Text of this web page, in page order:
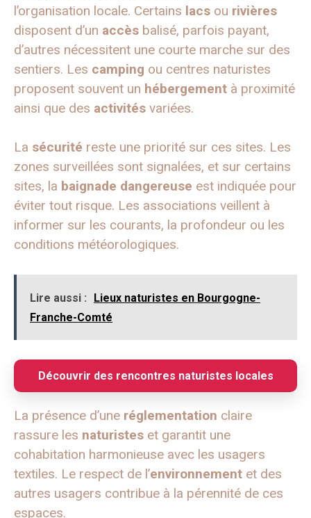
l’organisation locale. Certains lacs ou rivières
disposent d’un accès balisé, parfois payant,
d’autres nécessitent une courte marche sur des
sentiers. Les camping ou centres naturistes
proposent souvent un hébergement à proximité
ainsi que des activités variées.
La sécurité reste une priorité sur ces sites. Les
zones surveillées sont signalées, et sur certains
sites, la baignade dangereuse est indiquée pour
éviter tout risque. Les associations veillent à
informer sur les courants, la profondeur ou les
conditions météorologiques.
Lire aussi :
Lieux naturistes en Bourgogne-
Franche-Comté
Découvrir des rencontres naturistes locales
La présence d’une réglementation claire
rassure les naturistes et garantit une
cohabitation harmonieuse avec les usagers
textiles. Le respect de l’environnement et des
autres usagers contribue à la pérennité de ces
espaces.